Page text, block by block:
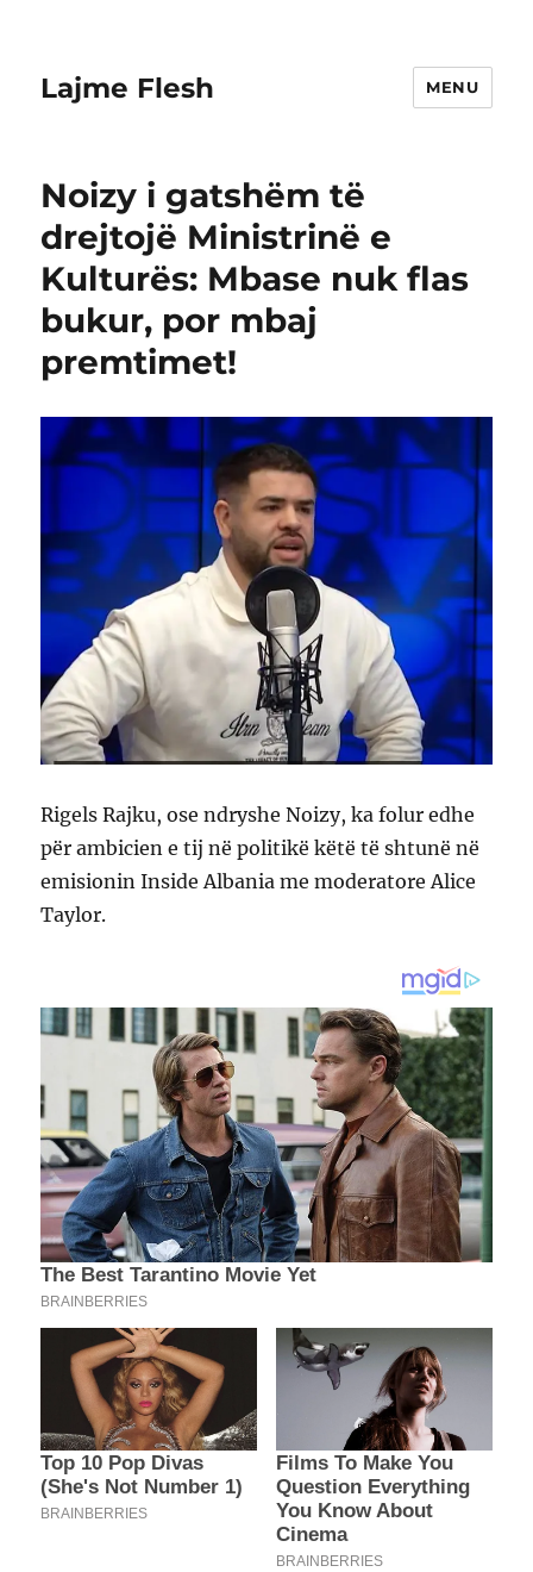
Lajme Flesh MENU
Noizy i gatshëm të
drejtojë Ministrinë e
Kulturës: Mbase nuk flas
bukur, por mbaj
premtimet!
Rigels Rajku, ose ndryshe Noizy, ka folur edhe
për ambicien e tij në politikë këtë të shtunë në
emisionin Inside Albania me moderatore Alice
Taylor.